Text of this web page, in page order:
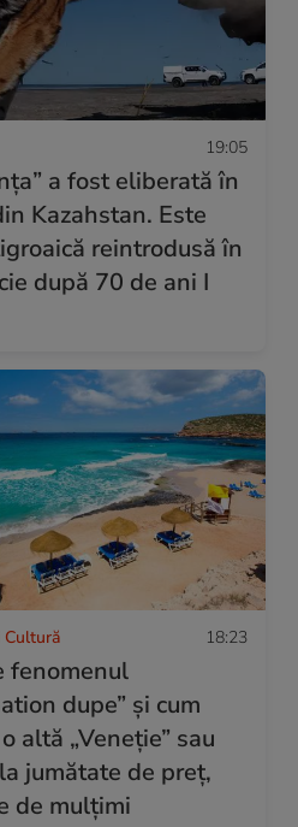
19:05
a fost eliberată în
Kazahstan. Este
reintrodusă în
după 70 de ani I
Cultură 18:23
fenomenul
dupe” și cum
altă „Veneție” sau
jumătate de preț,
de mulțimi